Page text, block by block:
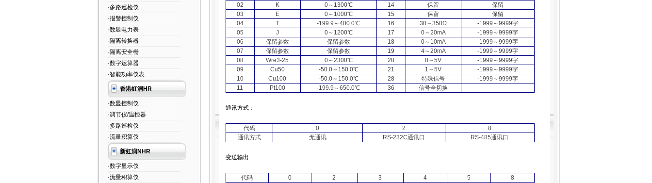
·多路巡检仪
·报警控制仪
·数显电力表
·隔离转换器
·隔离安全栅
·数字运算器
·智能功率仪表
香港虹润HR
·数显控制仪
·调节仪/温控器
·多路巡检仪
·流量积算仪
新虹润NHR
·数字显示仪
·流量积算仪
02
K 0～ 1300℃ 14 保留
保留
03
E 0～ 1000℃ 15 保留
保留
04
T -199.9 ～400.0℃ 16 30～350Ω -1999 ～9999字
05
J 0～ 1200℃ 17 0～20mA -1999 ～9999字
06
保留参数 保留参数 18 0～ 10mA -1999 ～9999字
07
保留参数 保留参数 19 4～20mA -1999 ～9999字
08
Wre3-25 0～2300℃ 20 0～5V -1999 ～9999字
09
Cu50 -50.0～ 150.0℃ 21 1 ～5V -1999 ～9999字
10
Cu100 -50.0～ 150.0℃ 28 特殊信号 -1999 ～9999字
11
Pt100 -199.9 ～650.0℃ 36 信号全切换
通讯方式：
代码 0 2
8
通讯方式
无通讯 RS-232C通讯口 RS-485通讯口
变送输出
代码 0 2 3 4 5
8